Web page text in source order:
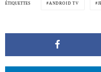
ÉTIQUETTES ANDROID TV